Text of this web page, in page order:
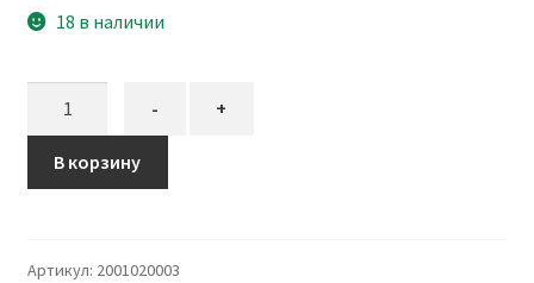
18 в наличии
Ручки
гладкие
- +
В корзину
Артикул: 2001020003